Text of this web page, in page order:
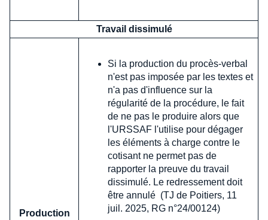
Travail dissimulé
Production
Si la production du procès-verbal
n'est pas imposée par les textes et
n'a pas d'influence sur la
régularité de la procédure, le fait
de ne pas le produire alors que
l'URSSAF l'utilise pour dégager
les éléments à charge contre le
cotisant ne permet pas de
rapporter la preuve du travail
dissimulé. Le redressement doit
être annulé (TJ de Poitiers, 11
juil. 2025, RG n°24/00124)